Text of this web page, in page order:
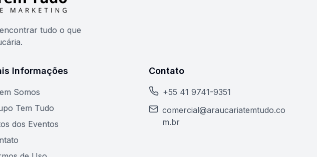
tudo o que
Informações
Somos
Tem Tudo
dos Eventos
Contato
+55 41 9741-9351
comercial@araucariatemtudo.co
m.br